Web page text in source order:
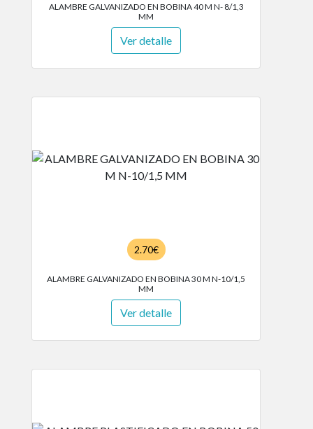
ALAMBRE GALVANIZADO EN BOBINA 40 M N- 8/1,3
MM
Ver detalle
2.70€
ALAMBRE GALVANIZADO EN BOBINA 30 M N-10/1,5
MM
Ver detalle